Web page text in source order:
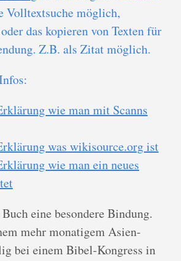
Volltextsuche möglich,
das kopieren von Texten für
Z.B. als Zitat möglich.
wie man mit Scanns
was wikisource.org ist
wie man ein neues
eine besondere Bindung.
mehr monatigem Asien-
bei einem Bibel-Kongress in